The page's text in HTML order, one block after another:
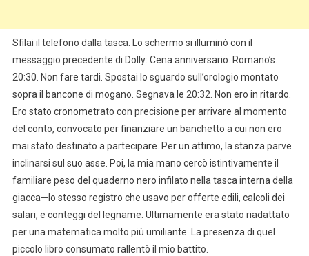
Sfilai il telefono dalla tasca. Lo schermo si illuminò con il
messaggio precedente di Dolly: Cena anniversario. Romano’s.
20:30. Non fare tardi. Spostai lo sguardo sull’orologio montato
sopra il bancone di mogano. Segnava le 20:32. Non ero in ritardo.
Ero stato cronometrato con precisione per arrivare al momento
del conto, convocato per finanziare un banchetto a cui non ero
mai stato destinato a partecipare. Per un attimo, la stanza parve
inclinarsi sul suo asse. Poi, la mia mano cercò istintivamente il
familiare peso del quaderno nero infilato nella tasca interna della
giacca—lo stesso registro che usavo per offerte edili, calcoli dei
salari, e conteggi del legname. Ultimamente era stato riadattato
per una matematica molto più umiliante. La presenza di quel
piccolo libro consumato rallentò il mio battito.